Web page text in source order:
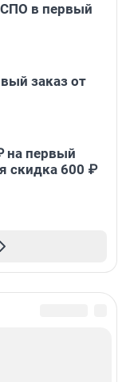
в первый
заказ от
на первый
скидка 600 ₽